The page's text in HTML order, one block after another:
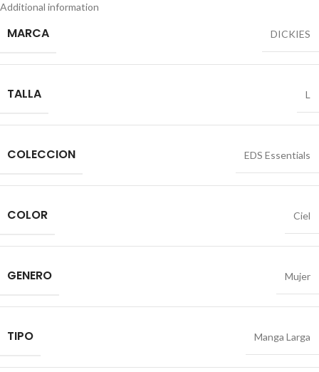
Additional information
MARCA DICKIES
TALLA L
COLECCION EDS Essentials
COLOR Ciel
GENERO Mujer
TIPO Manga Larga